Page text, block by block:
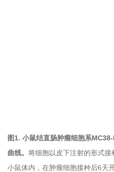
图1. 小鼠结直肠肿瘤细胞系
曲线。 将细胞以皮下注射的形式
小鼠体内，在肿瘤细胞接种后6天